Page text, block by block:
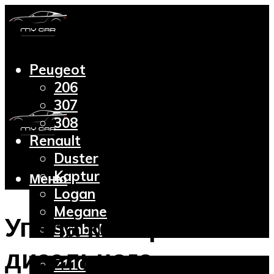
Peugeot
206
307
308
Renault
Duster
Kaptur
Logan
Megane
Symbol
2110
Меню
Упала компрессия
дизельного